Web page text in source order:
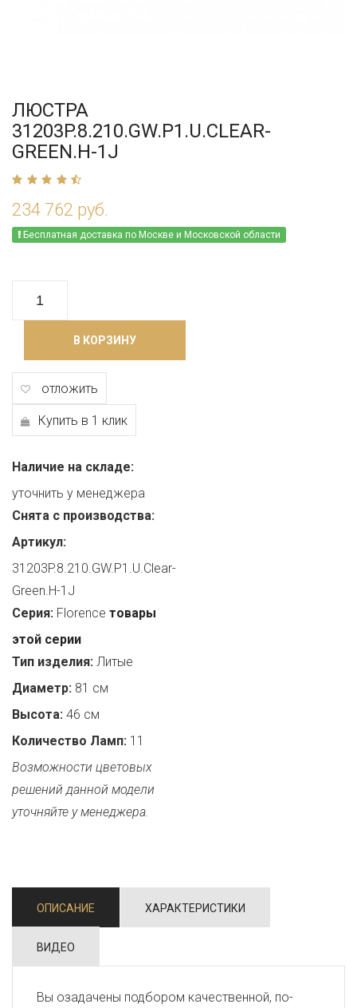
ЛЮСТРА
31203P.8.210.GW.P1.U.CLEAR-
GREEN.H-1J
234 762 руб.
Бесплатная доставка по Москве и Московской области
В КОРЗИНУ
отложить
Купить в 1 клик
Наличие на складе:
уточнить у менеджера
Снята с производства:
Артикул:
31203P.8.210.GW.P1.U.Clear-
Green.H-1J
Серия: Florence товары
этой серии
Тип изделия: Литые
Диаметр: 81 см
Высота: 46 см
Количество Ламп: 11
Возможности цветовых
решений данной модели
уточняйте у менеджера.
ОПИСАНИЕ ХАРАКТЕРИСТИКИ
ВИДЕО
Вы озадачены подбором качественной, по-